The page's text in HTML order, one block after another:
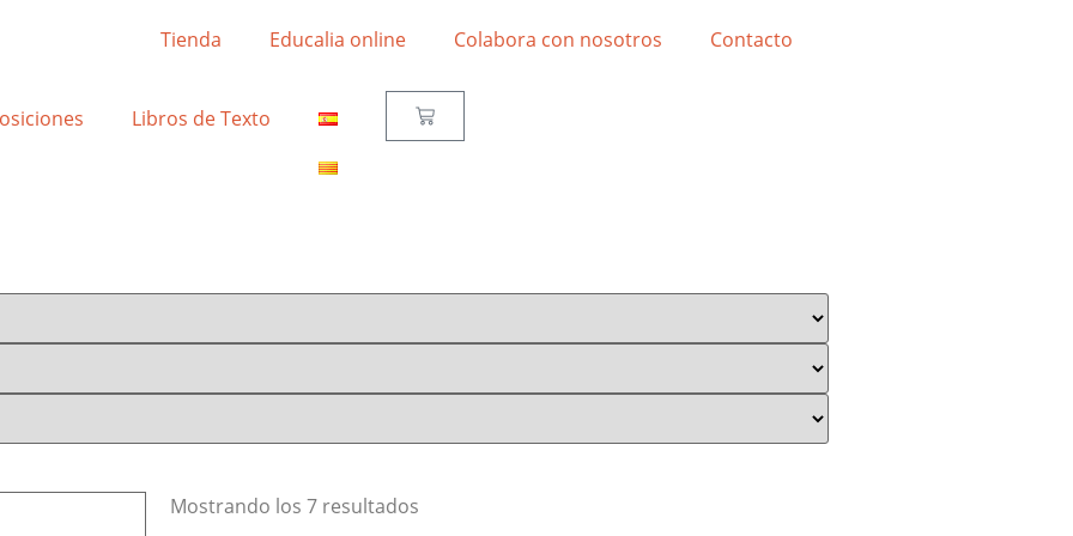
Tienda Educalia online Colabora con nosotros Contacto
Libros de Texto
Mostrando los 7 resultados